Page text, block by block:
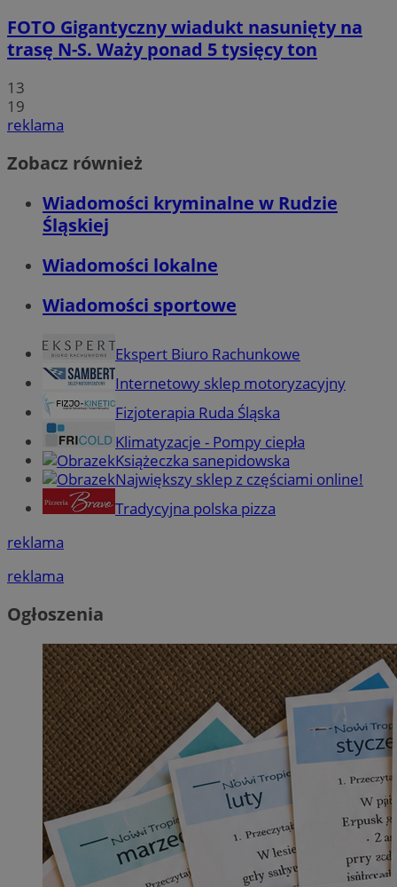
FOTO Gigantyczny wiadukt nasunięty na
trasę N-S. Waży ponad 5 tysięcy ton
13
19
reklama
Zobacz również
Wiadomości kryminalne w Rudzie
Śląskiej
Wiadomości lokalne
Wiadomości sportowe
Ekspert Biuro Rachunkowe
Internetowy sklep motoryzacyjny
Fizjoterapia Ruda Śląska
Klimatyzacje - Pompy ciepła
Książeczka sanepidowska
Największy sklep z częściami online!
Tradycyjna polska pizza
reklama
reklama
Ogłoszenia